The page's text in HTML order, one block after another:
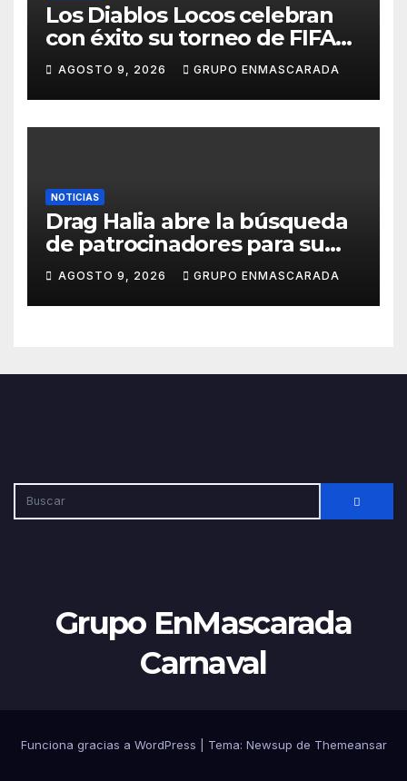
Los Diablos Locos celebran
con éxito su torneo de FIFA
durante el verano
AGOSTO 9, 2026 GRUPO ENMASCARADA
NOTICIAS
Drag Halia abre la búsqueda
de patrocinadores para su
participación en el Carnaval
de Las Palmas de Gran
Canaria 2027
AGOSTO 9, 2026 GRUPO ENMASCARADA
Grupo EnMascarada
Carnaval
Funciona gracias a WordPress Tema: Newsup de Themeansar